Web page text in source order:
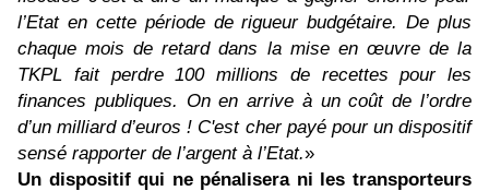
l’Etat en cette période de rigueur budgétaire. De plus
chaque mois de retard dans la mise en œuvre de la
TKPL fait perdre 100 millions de recettes pour les
finances publiques. On en arrive à un coût de l’ordre
d’un milliard d’euros ! C'est cher payé pour un dispositif
sensé rapporter de l’argent à l’Etat.»
Un dispositif qui ne pénalisera ni les transporteurs